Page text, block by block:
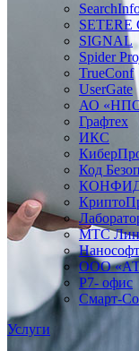
SETERE
SIGNAL
Spider
TrueConf
UserGate
АО
Графтех
ИКС
Код
МТС
Нанософт
ООО
Р7- офис
Смарт-
Услуги